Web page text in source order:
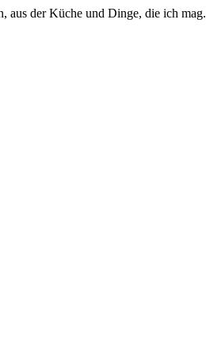
aus der Küche und Dinge, die ich mag.